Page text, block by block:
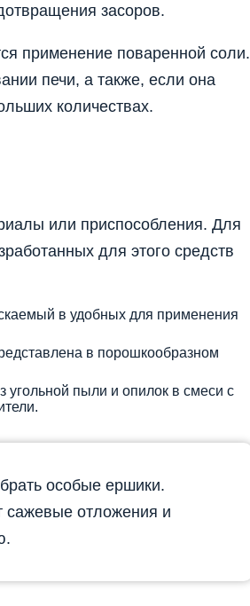
засоров.
применение поваренной соли.
печи, а также, если она
количествах.
или приспособления. Для
для этого средств
в удобных для применения
в порошкообразном
пыли и опилок в смеси с
особые ершики.
сажевые отложения и